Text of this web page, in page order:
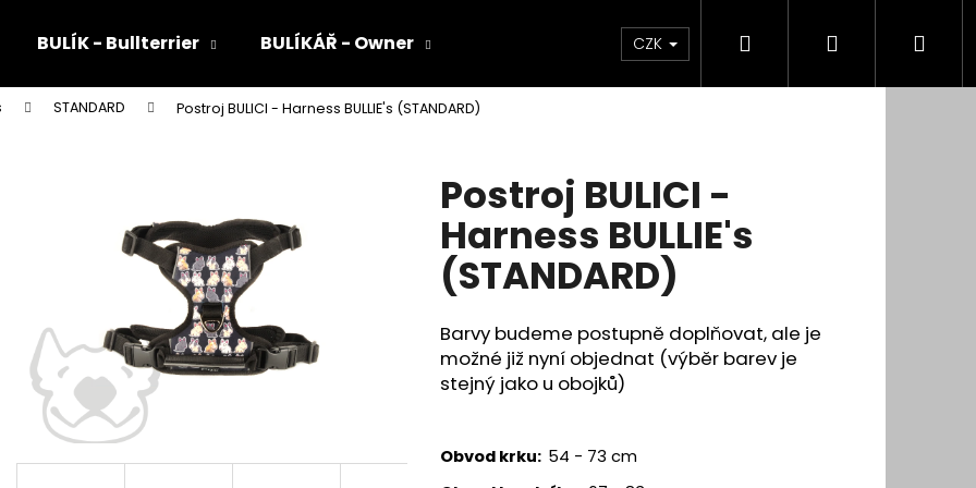
BULÍK - Bullterrier BULÍKÁŘ - Owner CZK Hledat Přihlášení
STANDARD Postroj BULICI - Harness BULLIE's (STANDARD)
Postroj BULICI -
Harness BULLIE's
(STANDARD)
Barvy budeme postupně doplňovat, ale je
možné již nyní objednat (výběr barev je
stejný jako u obojků)
Obvod krku: 54 - 73 cm
Co potřebujete najít?
Doporučujeme